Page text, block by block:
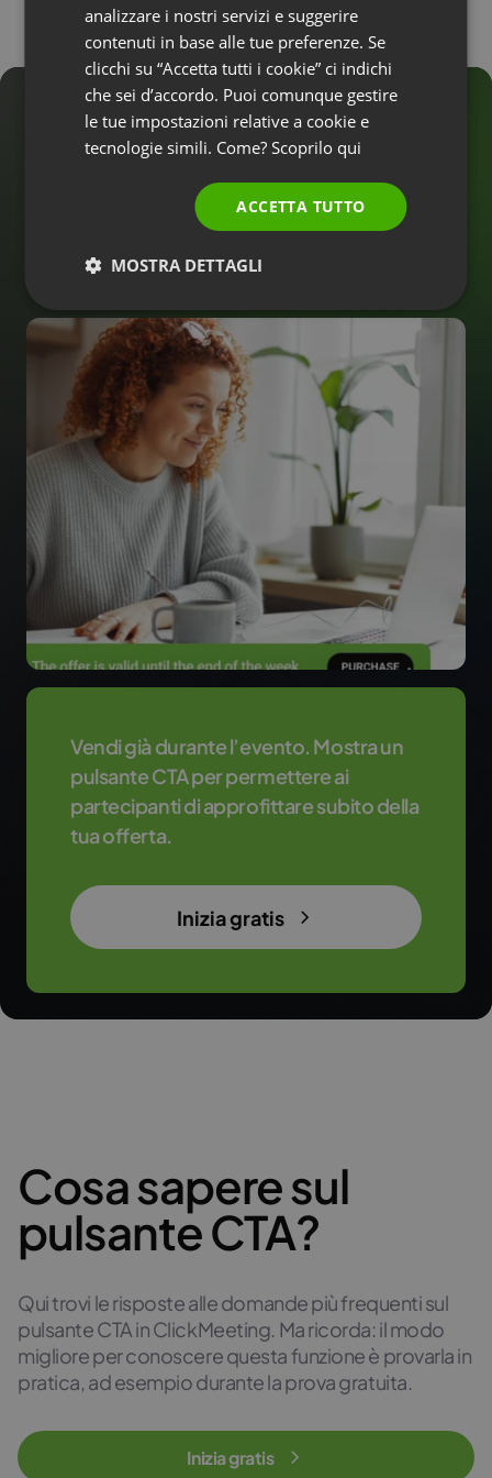
Trasforma i lead in clienti
durante il webinar
AZIENDE E PROFESSIONISTI
Vendi già durante l’evento. Mostra un
pulsante CTA per permettere ai
partecipanti di approfittare subito della
tua offerta.
Inizia gratis
Cosa sapere sul
pulsante CTA?
Qui trovi le risposte alle domande più frequenti sul
pulsante CTA in ClickMeeting. Ma ricorda: il modo
migliore per conoscere questa funzione è provarla in
pratica, ad esempio durante la prova gratuita.
Inizia gratis
POLISH
RUSSIAN
SPANISH
PORTUGUESE
analizzare i nostri servizi e suggerire
contenuti in base alle tue preferenze. Se
clicchi su “Accetta tutti i cookie” ci indichi
che sei d’accordo. Puoi comunque gestire
le tue impostazioni relative a cookie e
tecnologie simili. Come? Scoprilo qui
ACCETTA TUTTO
MOSTRA DETTAGLI